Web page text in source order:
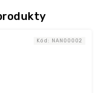
Kód: NAN00002